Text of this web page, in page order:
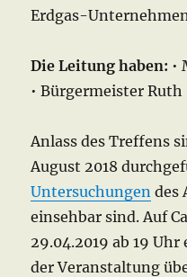
Erdgas-
Die Leitung haben: •
• Bürgermeister Ruth
Anlass des Treffens
August 2018
Untersuchungen des
einsehbar sind. Auf
29.04.2019 ab 19
der Veranstaltung